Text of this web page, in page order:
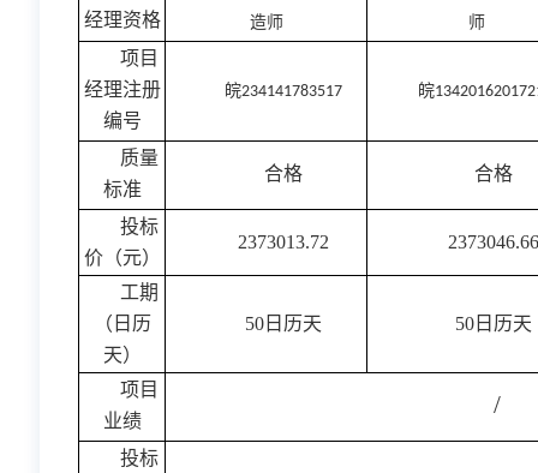
经理资格
造师
师
项目
经理注册
编号
皖234141783517 皖
质量
标准
合格 合格
投标
价（元）
2373013.72
工期
（日历
天）
50日历天 50日历天
项目
业绩
/
投标